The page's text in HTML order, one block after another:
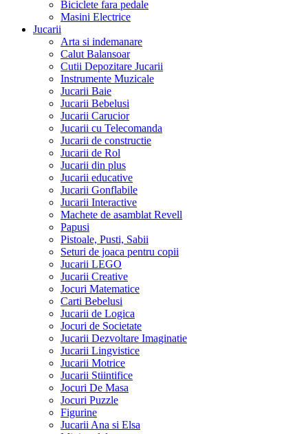
Biciclete fara pedale
Masini Electrice
Jucarii
Arta si indemanare
Calut Balansoar
Cutii Depozitare Jucarii
Instrumente Muzicale
Jucarii Baie
Jucarii Bebelusi
Jucarii Carucior
Jucarii cu Telecomanda
Jucarii de constructie
Jucarii de Rol
Jucarii din plus
Jucarii educative
Jucarii Gonflabile
Jucarii Interactive
Machete de asamblat Revell
Papusi
Pistoale, Pusti, Sabii
Seturi de joaca pentru copii
Jucarii LEGO
Jucarii Creative
Jocuri Matematice
Carti Bebelusi
Jucarii de Logica
Jocuri de Societate
Jucarii Dezvoltare Imaginatie
Jucarii Lingvistice
Jucarii Motrice
Jucarii Stiintifice
Jocuri De Masa
Jocuri Puzzle
Figurine
Jucarii Ana si Elsa